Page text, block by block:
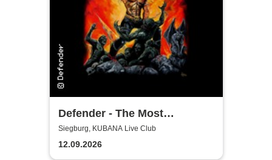
Defender - The Most
Authentic Manowar Tribute
Siegburg, KUBANA Live Club
12.09.2026